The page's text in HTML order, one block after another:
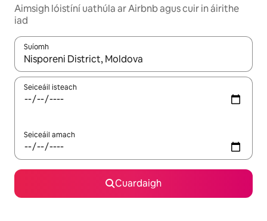
Aimsigh lóistíní uathúla ar Airbnb agus cuir in áirithe
iad
Suíomh
Nuair a bheidh torthaí ar fáil, déan nascleanúint le
Seiceáil isteach
Seiceáil amach
Cuardaigh